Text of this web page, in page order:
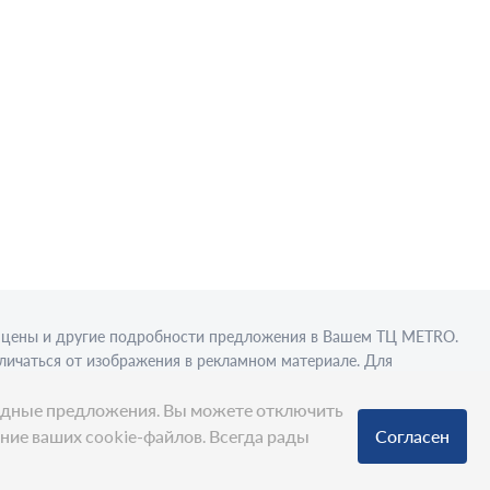
цены и другие подробности предложения в Вашем ТЦ МЕТRО.
от изображения в рекламном материале. Для
предложения. Вы можете отключить
ваших cookie-файлов. Всегда рады
Согласен